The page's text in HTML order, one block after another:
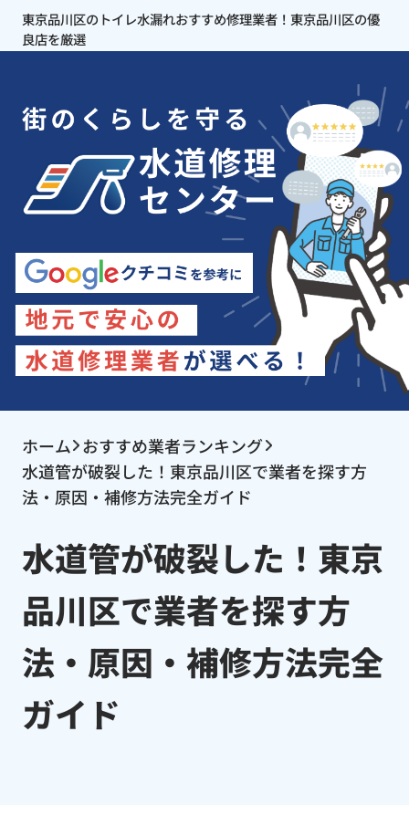
東京品川区のトイレ水漏れおすすめ修理業者！東京品川区の優
良店を厳選
ホーム おすすめ業者ランキング
水道管が破裂した！東京品川区で業者を探す方
法・原因・補修方法完全ガイド
水道管が破裂した！東京
品川区で業者を探す方
法・原因・補修方法完全
ガイド